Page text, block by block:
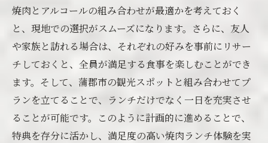
焼肉とアルコールの組み合わせが最適かを考えておく
と、現地での選択がスムーズになります。さらに、友人
や家族と訪れる場合は、それぞれの好みを事前にリサー
チしておくと、全員が満足する食事を楽しむことができ
ます。そして、蒲郡市の観光スポットと組み合わせてプ
ランを立てることで、ランチだけでなく一日を充実させ
ることが可能です。このように計画的に進めることで、
特典を存分に活かし、満足度の高い焼肉ランチ体験を実